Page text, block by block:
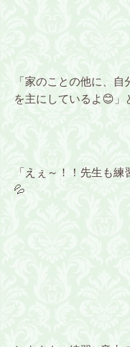
「家のことの他に、
を主にしているよ😊」
「えぇ～！！先生も
💦